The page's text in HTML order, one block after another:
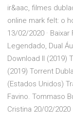
ir&aac, filmes
online mark felt: o
13/02/2020 ·
Legendado, Dual
Download Il (2019)
(2019) Torrent
(Estados Unidos)
Favino. Tommaso
Cristina 20/02/